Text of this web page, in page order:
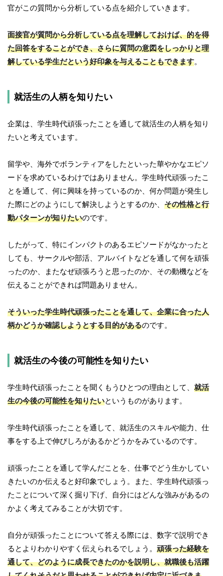
官がこの質問から分析している点を紹介していきます。
面接官が質問から分析している点を理解しておけば、的を得
た回答をすることができ、さらに質問の意図をしっかりと理
解している学生だという好印象を与えることもできます。
就活生の人柄を知りたい
企業は、学生時代頑張ったことを通して就活生の人柄を知り
たいと考えています。
留学や、海外でボランティアをしたといった華やかなエピソ
ードを求めているわけではありません。学生時代頑張ったこ
とを通して、何に興味を持っているのか、何か問題が発生し
た際にどのようにして解決しようとするのか、 その性格と行
動パターンが知りたいのです。
したがって、特にインパクトのあるエピソードがなかったと
しても、サークルや部活、アルバイトなどを通して何を頑張
ったのか、またなぜ頑張ろうと思ったのか、その動機などを
伝えることができれば問題ありません。
そういった学生時代頑張ったことを通して、企業に合った人
柄かどうか確認しようとする目的があるのです。
就活生の今後の可能性を知りたい
学生時代頑張ったことを聞くもうひとつの理由として、 就活
生の今後の可能性を知りたいというものがあります。
学生時代頑張ったことを通して、就活生のスキルや能力、仕
事をする上で伸びしろがあるかどうかをみているのです。
頑張ったことを通して学んだことを、仕事でどう生かしてい
きたいのか伝えると好印象でしょう。また、学生時代頑張っ
たことについて深く掘り下げ、自分にはどんな強みがあるの
かよく考えてみることが大切です。
自分が頑張ったことについて答える際には、数字で説明でき
るとよりわかりやすく伝えられるでしょう。 頑張った経験を
通して、どのように成長できたのかを説明し、就職後も活躍